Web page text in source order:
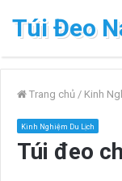
Túi Đeo
Trang chủ / Kinh
Kinh Nghiệm Du Lịch
Túi đeo